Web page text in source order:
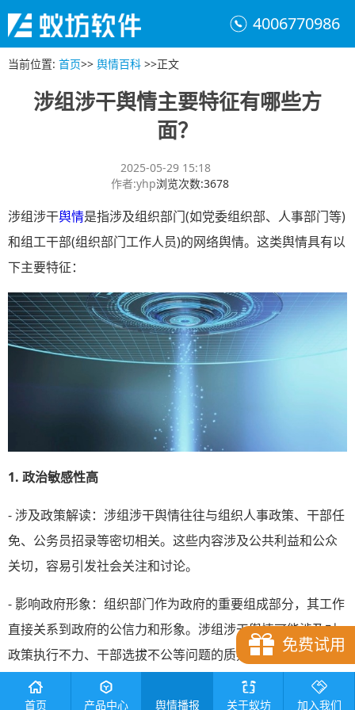
4006770986
当前位置: 首页>> 舆情百科 >>正文
涉组涉干舆情主要特征有哪些方
面？
2025-05-29 15:18
作者:yhp浏览次数:3678
涉组涉干舆情是指涉及组织部门(如党委组织部、人事部门等)
和组工干部(组织部门工作人员)的网络舆情。这类舆情具有以
下主要特征：
1. 政治敏感性高
- 涉及政策解读：涉组涉干舆情往往与组织人事政策、干部任
免、公务员招录等密切相关。这些内容涉及公共利益和公众
关切，容易引发社会关注和讨论。
- 影响政府形象：组织部门作为政府的重要组成部分，其工作
直接关系到政府的公信力和形象。涉组涉干舆情可能涉及对
政策执行不力、干部选拔不公等问题的质疑，容易引发公众
对政府工作的不信任。
免费试用
首页 产品中心 舆情播报 关于蚁坊 加入我们